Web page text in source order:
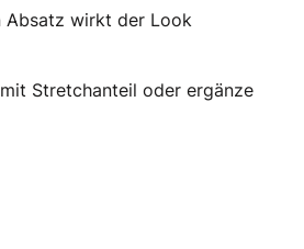
Absatz wirkt der Look
Stretchanteil oder ergänze